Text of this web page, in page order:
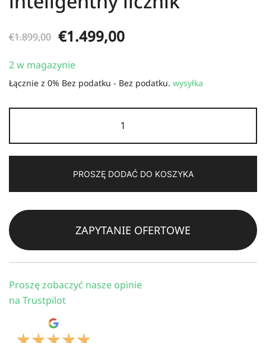
€1.899,00 Pierwotna
cena
wynosiła:
€1.899,00.
€1.499,00Aktualna
€1.499,00.
2 w magazynie
Łącznie z 0% Bez podatku - Bez podatku. wysyłka
10kw
Three
Phase,
include
wire,
wifi,
smart
PROSZĘ DODAĆ DO KOSZYKA
ZAPYTANIE OFERTOWE
Proszę zobaczyć nasze opinie
na Trustpilot